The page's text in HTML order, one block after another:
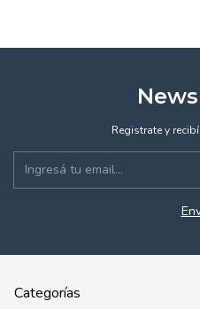
Registrate y
Categorías